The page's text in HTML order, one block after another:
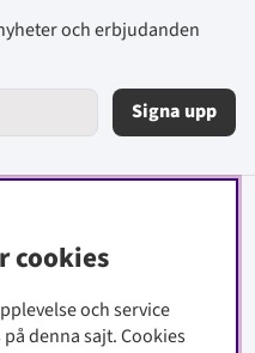
och erbjudanden
Signa upp
cookies
och service
denna sajt.Cookies